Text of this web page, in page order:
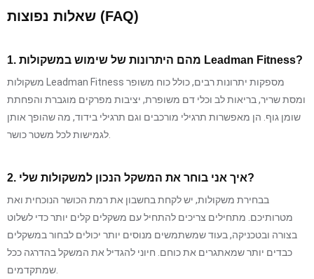
שאלות נפוצות (FAQ)
1. מהם היתרונות של שימוש במשקולות Leadman Fitness?
משקולות Leadman Fitness מספקות יתרונות רבים, כולל כוח משופר
ומסת שריר, בריאות לב וכלי דם משופרת, יציבות מפרקים מוגברת והפחתת
שומן גוף. הן מאפשרות תרגילי מורכבים וגם תרגילי בידוד, מה שהופך אותן
לגמישות לכל משטר כושר.
2. איך אני בוחר את המשקל הנכון למשקולות שלי?
בבחירת משקולות, יש לקחת בחשבון את רמת הכושר הנוכחית ואת
מטרותיכם. מתחילים צריכים להתחיל עם משקלים קלים יותר כדי לשלוט
בצורה ובטכניקה, בעוד שמשתמשים מנוסים יותר יכולים לבחור במשקלים
כבדים יותר שמאתגרים את כוחם. חיוני להגדיל את המשקל בהדרגה ככל
שמתקדמים.